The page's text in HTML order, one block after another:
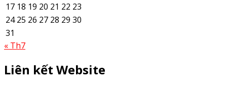
17 18 19 20 21 22 23
24 25 26 27 28 29 30
31
« Th7
Liên kết Website